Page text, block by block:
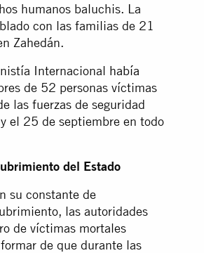
humanos baluchis. La
con las familias de 21
Zahedán.
Internacional había
de 52 personas víctimas
las fuerzas de seguridad
el 25 de septiembre en todo
del Estado
su constante de
las autoridades
de víctimas mortales
de que durante las